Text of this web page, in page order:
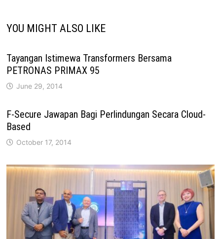
YOU MIGHT ALSO LIKE
Tayangan Istimewa Transformers Bersama
PETRONAS PRIMAX 95
June 29, 2014
F-Secure Jawapan Bagi Perlindungan Secara Cloud-
Based
October 17, 2014